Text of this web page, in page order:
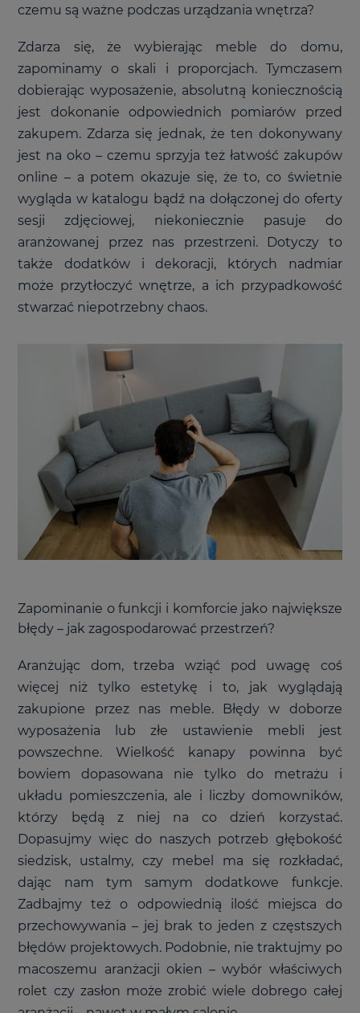
czemu są ważne podczas urządzania wnętrza?
Zdarza się, że wybierając meble do domu,
zapominamy o skali i proporcjach. Tymczasem
dobierając wyposażenie, absolutną koniecznością
jest dokonanie odpowiednich pomiarów przed
zakupem. Zdarza się jednak, że ten dokonywany
jest na oko – czemu sprzyja też łatwość zakupów
online – a potem okazuje się, że to, co świetnie
wygląda w katalogu bądź na dołączonej do oferty
sesji zdjęciowej, niekoniecznie pasuje do
aranżowanej przez nas przestrzeni. Dotyczy to
także dodatków i dekoracji, których nadmiar
może przytłoczyć wnętrze, a ich przypadkowość
stwarzać niepotrzebny chaos.
Zapominanie o funkcji i komforcie jako największe
błędy – jak zagospodarować przestrzeń?
Aranżując dom, trzeba wziąć pod uwagę coś
więcej niż tylko estetykę i to, jak wyglądają
zakupione przez nas meble. Błędy w doborze
wyposażenia lub złe ustawienie mebli jest
powszechne. Wielkość kanapy powinna być
bowiem dopasowana nie tylko do metrażu i
układu pomieszczenia, ale i liczby domowników,
którzy będą z niej na co dzień korzystać.
Dopasujmy więc do naszych potrzeb głębokość
siedzisk, ustalmy, czy mebel ma się rozkładać,
dając nam tym samym dodatkowe funkcje.
Zadbajmy też o odpowiednią ilość miejsca do
przechowywania – jej brak to jeden z częstszych
błędów projektowych. Podobnie, nie traktujmy po
macoszemu aranżacji okien – wybór właściwych
rolet czy zasłon może zrobić wiele dobrego całej